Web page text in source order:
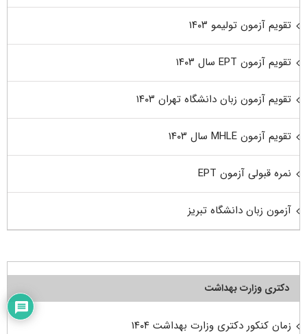
تقویم آزمون تولیمو ۱۴۰۳
تقویم آزمون EPT سال ۱۴۰۳
تقویم آزمون زبان دانشگاه تهران ۱۴۰۳
تقویم آزمون MHLE سال ۱۴۰۳
نمره قبولی آزمون EPT
آزمون زبان دانشگاه تبریز
دکتری وزارت بهداشت
زمان کنکور دکتری وزارت بهداشت ۱۴۰۴